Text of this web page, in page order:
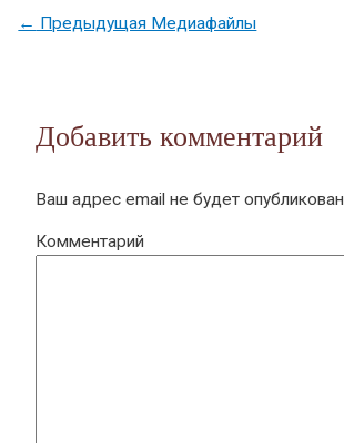
← Предыдущая Медиафайлы
Добавить комментарий
Ваш адрес email не будет опубликован.
Комментарий